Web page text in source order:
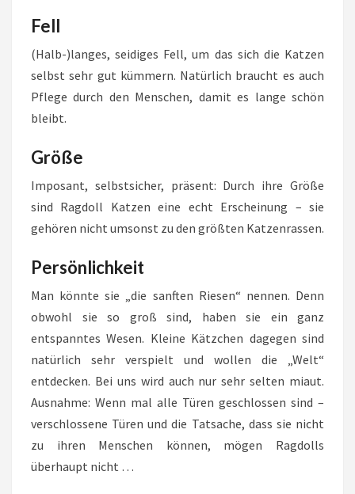
Fell
(Halb-)langes, seidiges Fell, um das sich die Katzen
selbst sehr gut kümmern. Natürlich braucht es auch
Pflege durch den Menschen, damit es lange schön
bleibt.
Größe
Imposant, selbstsicher, präsent: Durch ihre Größe
sind Ragdoll Katzen eine echt Erscheinung – sie
gehören nicht umsonst zu den größten Katzenrassen.
Persönlichkeit
Man könnte sie „die sanften Riesen“ nennen. Denn
obwohl sie so groß sind, haben sie ein ganz
entspanntes Wesen. Kleine Kätzchen dagegen sind
natürlich sehr verspielt und wollen die „Welt“
entdecken. Bei uns wird auch nur sehr selten miaut.
Ausnahme: Wenn mal alle Türen geschlossen sind –
verschlossene Türen und die Tatsache, dass sie nicht
zu ihren Menschen können, mögen Ragdolls
überhaupt nicht …